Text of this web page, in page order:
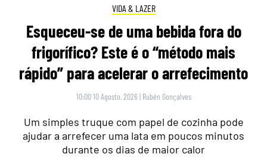
VIDA & LAZER
Esqueceu-se de uma bebida fora do
frigorífico? Este é o “método mais
rápido” para acelerar o arrefecimento
10:00 10 Agosto, 2026 | Rubén Gonçalves
Um simples truque com papel de cozinha pode
ajudar a arrefecer uma lata em poucos minutos
durante os dias de maior calor